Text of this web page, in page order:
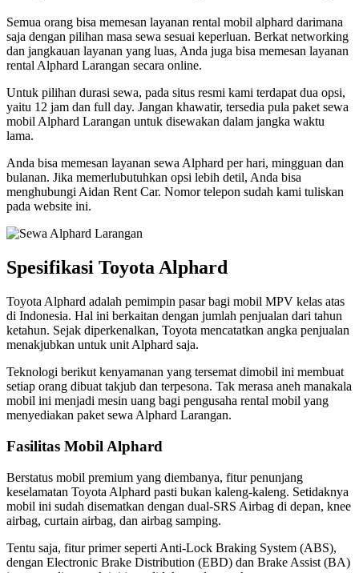
Semua orang bisa memesan layanan rental mobil alphard darimana
saja dengan pilihan masa sewa sesuai keperluan. Berkat networking
dan jangkauan layanan yang luas, Anda juga bisa memesan layanan
rental Alphard Larangan secara online.
Untuk pilihan durasi sewa, pada situs resmi kami terdapat dua opsi,
yaitu 12 jam dan full day. Jangan khawatir, tersedia pula paket sewa
mobil Alphard Larangan untuk disewakan dalam jangka waktu
lama.
Anda bisa memesan layanan sewa Alphard per hari, mingguan dan
bulanan. Jika memerlubutuhkan opsi lebih detil, Anda bisa
menghubungi Aidan Rent Car. Nomor telepon sudah kami tuliskan
pada website ini.
Spesifikasi Toyota Alphard
Toyota Alphard adalah pemimpin pasar bagi mobil MPV kelas atas
di Indonesia. Hal ini berkaitan dengan jumlah penjualan dari tahun
ketahun. Sejak diperkenalkan, Toyota mencatatkan angka penjualan
menakjubkan untuk unit Alphard saja.
Teknologi berikut kenyamanan yang tersemat dimobil ini membuat
setiap orang dibuat takjub dan terpesona. Tak merasa aneh manakala
mobil ini menjadi mesin uang bagi pengusaha rental mobil yang
menyediakan paket sewa Alphard Larangan.
Fasilitas Mobil Alphard
Berstatus mobil premium yang diembanya, fitur penunjang
keselamatan Toyota Alphard pasti bukan kaleng-kaleng. Setidaknya
mobil ini sudah disematkan dengan dual-SRS Airbag di depan, knee
airbag, curtain airbag, dan airbag samping.
Tentu saja, fitur primer seperti Anti-Lock Braking System (ABS),
dengan Electronic Brake Distribution (EBD) dan Brake Assist (BA)